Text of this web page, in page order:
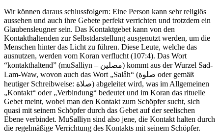
Wir können daraus schlussfolgern: Eine Person kann sehr religiös
aussehen und auch ihre Gebete perfekt verrichten und trotzdem ein
Glaubensleugner sein. Das Kontaktgebet kann von den
Kontakthaltenden zur Selbstdarstellung ausgenutzt werden, um die
Menschen hinter das Licht zu führen. Diese Leute, welche das
ausnutzen, werden vom Koran verflucht (107:4). Das Wort
“kontakthaltend” (muSalliyn – مصلين) kommt aus der Wurzel Sad-
Lam-Waw, wovon auch das Wort „Salâh“ (صلوة oder gemäß
heutiger Schreibweise: صلاة) abgeleitet wird, was im Allgemeinen
„Kontakt“ oder „Verbindung“ bedeutet und im Koran das rituelle
Gebet meint, wobei man den Kontakt zum Schöpfer sucht, sich
quasi mit seinem Schöpfer durch das Gebet auf der seelischen
Ebene verbindet. MuSalliyn sind also jene, die Kontakt halten durch
die regelmäßige Verrichtung des Kontakts mit seinem Schöpfer.